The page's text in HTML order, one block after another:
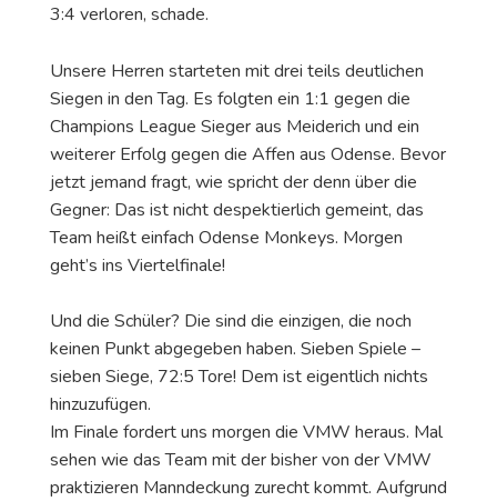
3:4 verloren, schade.
Unsere Herren starteten mit drei teils deutlichen
Siegen in den Tag. Es folgten ein 1:1 gegen die
Champions League Sieger aus Meiderich und ein
weiterer Erfolg gegen die Affen aus Odense. Bevor
jetzt jemand fragt, wie spricht der denn über die
Gegner: Das ist nicht despektierlich gemeint, das
Team heißt einfach Odense Monkeys. Morgen
geht’s ins Viertelfinale!
Und die Schüler? Die sind die einzigen, die noch
keinen Punkt abgegeben haben. Sieben Spiele –
sieben Siege, 72:5 Tore! Dem ist eigentlich nichts
hinzuzufügen.
Im Finale fordert uns morgen die VMW heraus. Mal
sehen wie das Team mit der bisher von der VMW
praktizieren Manndeckung zurecht kommt. Aufgrund